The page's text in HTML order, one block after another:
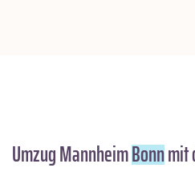
Umzug MannheimBonnmit